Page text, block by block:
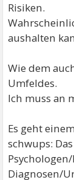
Risiken.
aushalten
Wie dem
Umfeldes.
Ich muss an
Es geht
schwups:
Diagnosen/